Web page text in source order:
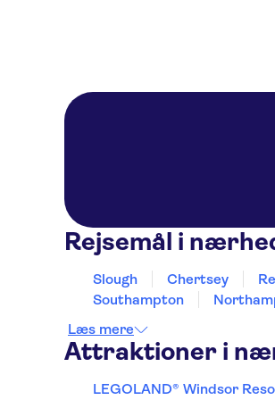
Rejsemål i
Slough Chertsey
Southampton
Læs mere
Attraktioner i
LEGOLAND® Windsor